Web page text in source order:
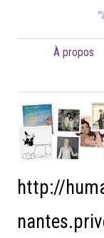
À propos
http://